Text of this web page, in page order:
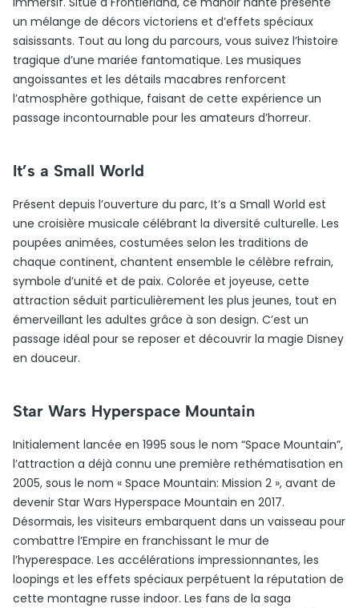
un mélange de décors victoriens et d’effets spéciaux
saisissants. Tout au long du parcours, vous suivez l’histoire
tragique d’une mariée fantomatique. Les musiques
angoissantes et les détails macabres renforcent
l’atmosphère gothique, faisant de cette expérience un
passage incontournable pour les amateurs d’horreur.
It’s a Small World
Présent depuis l’ouverture du parc, It’s a Small World est
une croisière musicale célébrant la diversité culturelle. Les
poupées animées, costumées selon les traditions de
chaque continent, chantent ensemble le célèbre refrain,
symbole d’unité et de paix. Colorée et joyeuse, cette
attraction séduit particulièrement les plus jeunes, tout en
émerveillant les adultes grâce à son design. C’est un
passage idéal pour se reposer et découvrir la magie Disney
en douceur.
Star Wars Hyperspace Mountain
Initialement lancée en 1995 sous le nom “Space Mountain”,
l’attraction a déjà connu une première rethématisation en
2005, sous le nom « Space Mountain: Mission 2 », avant de
devenir Star Wars Hyperspace Mountain en 2017.
Désormais, les visiteurs embarquent dans un vaisseau pour
combattre l’Empire en franchissant le mur de
l’hyperespace. Les accélérations impressionnantes, les
loopings et les effets spéciaux perpétuent la réputation de
cette montagne russe indoor. Les fans de la saga